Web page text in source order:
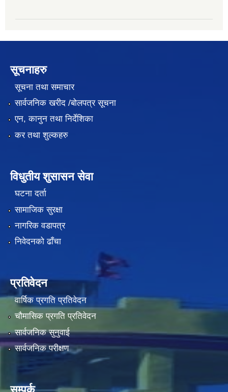
सूचनाहरु
सूचना तथा समाचार
सार्वजनिक खरीद /बोलपत्र सूचना
एन, कानुन तथा निर्देशिका
कर तथा शुल्कहरु
विधुतीय शुसासन सेवा
घटना दर्ता
सामाजिक सुरक्षा
नागरिक वडापत्र
निवेदनको ढाँचा
प्रतिवेदन
वार्षिक प्रगति प्रतिवेदन
चौमासिक प्रगति प्रतिवेदन
सार्वजनिक सुनुवाई
सार्वजनिक परीक्षण